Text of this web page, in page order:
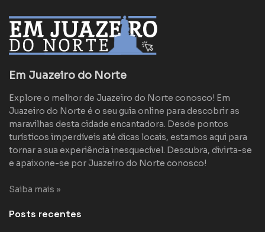
Em Juazeiro do Norte
Explore o melhor de Juazeiro do Norte conosco! Em
Juazeiro do Norte é o seu guia online para descobrir as
maravilhas desta cidade encantadora. Desde pontos
turísticos imperdíveis até dicas locais, estamos aqui para
tornar a sua experiência inesquecível. Descubra, divirta-se
e apaixone-se por Juazeiro do Norte conosco!
Saiba mais »
Posts recentes